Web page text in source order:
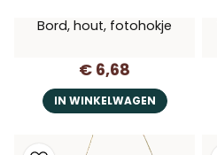
Bord, hout, fotohokje
€ 6,68
IN WINKELWAGEN